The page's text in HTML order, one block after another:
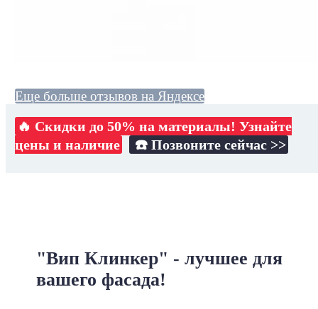
Еще больше отзывов на Яндексе
🔥 Скидки до 50% на материалы! Узнайте
цены и наличие
☎️ Позвоните сейчас >>
"Вип Клинкер" - лучшее для
вашего фасада!